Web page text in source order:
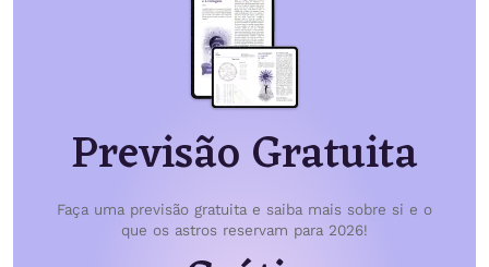
Previsão Gratuita
Faça uma previsão gratuita e saiba mais sobre si e o
que os astros reservam para 2026!